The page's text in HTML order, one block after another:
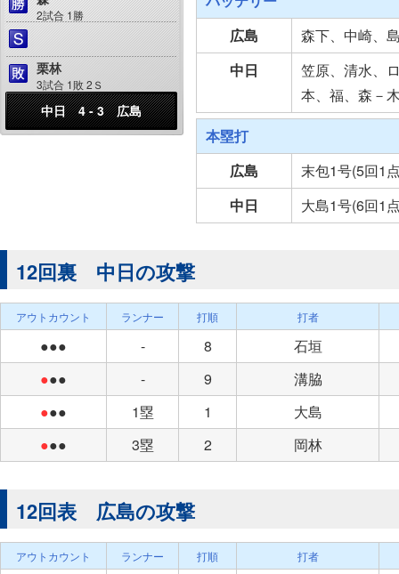
2試合 1勝
栗林
3試合 1敗 2Ｓ
中日 4 - 3 広島
広島
森下、中崎、
中日
笠原、清水、
本、福、森－
本塁打
広島
末包1号(5回1
中日
大島1号(6回1
12回裏 中日の攻撃
アウトカウント ランナー 打順 打者
●●● - 8
石垣
●●● - 9
溝脇
●●● 1塁 1
大島
●●● 3塁 2 岡林
12回表 広島の攻撃
アウトカウント ランナー 打順 打者